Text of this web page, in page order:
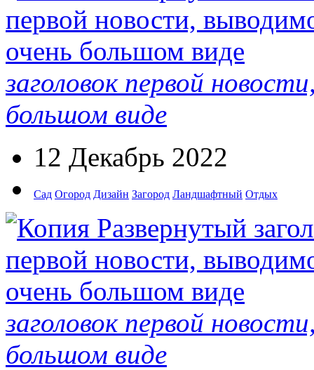
заголовок первой
большом виде
12 Декабрь 2022
Сад Огород Дизайн Загород Ландшафтный Отдых
заголовок первой
большом виде